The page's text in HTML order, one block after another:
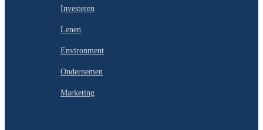
Investeren
Lenen
Environment
Ondernemen
Marketing